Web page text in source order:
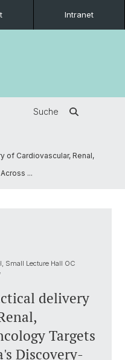
Intranet
Suche
of Cardiovascular, Renal,
...
Small Lecture Hall OC
delivery
Targets
Discovery-